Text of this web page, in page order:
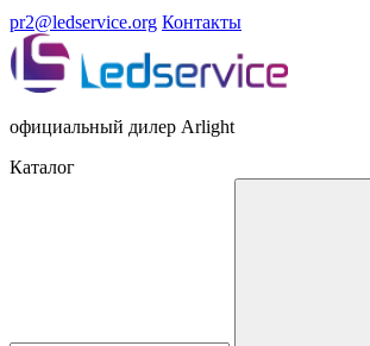
pr2@ledservice.org Контакты
официальный дилер Arlight
Каталог